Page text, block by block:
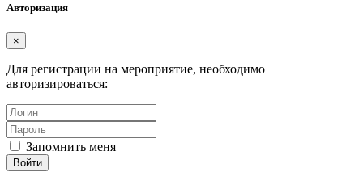
Авторизация
×
Для регистрации на мероприятие, необходимо
авторизироваться:
Запомнить меня